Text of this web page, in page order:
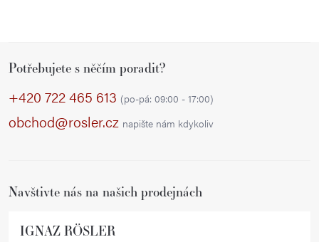
Potřebujete s něčím poradit?
+420 722 465 613 (po-pá: 09:00 - 17:00)
obchod@rosler.cz napište nám kdykoliv
Navštivte nás na našich prodejnách
IGNAZ RÖSLER